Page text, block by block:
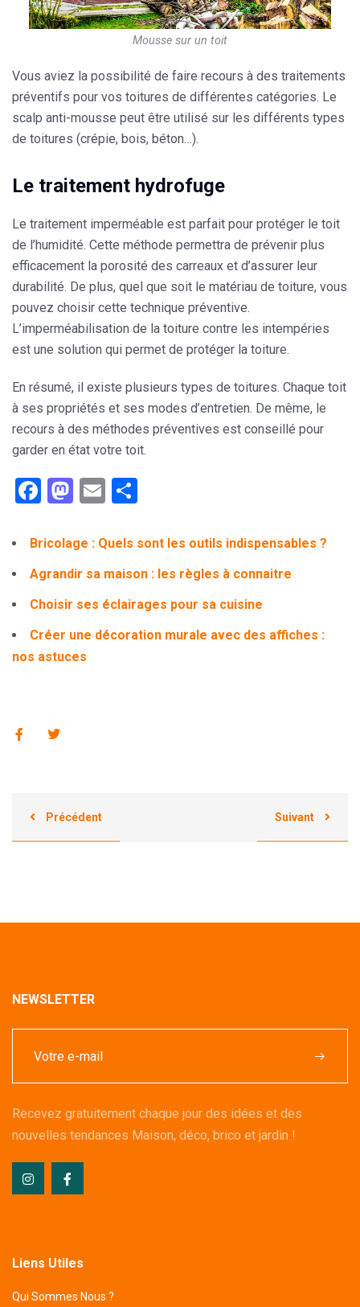
Mousse sur un toit
Vous aviez la possibilité de faire recours à des traitements
préventifs pour vos toitures de différentes catégories. Le
scalp anti-mousse peut être utilisé sur les différents types
de toitures (crépie, bois, béton…).
Le traitement hydrofuge
Le traitement imperméable est parfait pour protéger le toit
de l’humidité. Cette méthode permettra de prévenir plus
efficacement la porosité des carreaux et d’assurer leur
durabilité. De plus, quel que soit le matériau de toiture, vous
pouvez choisir cette technique préventive.
L’imperméabilisation de la toiture contre les intempéries
est une solution qui permet de protéger la toiture.
En résumé, il existe plusieurs types de toitures. Chaque toit
à ses propriétés et ses modes d’entretien. De même, le
recours à des méthodes préventives est conseillé pour
garder en état votre toit.
Facebook
Mastodon
Email
Bricolage : Quels sont les outils indispensables ?
Agrandir sa maison : les règles à connaitre
Choisir ses éclairages pour sa cuisine
Créer une décoration murale avec des affiches :
nos astuces
Précédent Suivant
NEWSLETTER
Recevez gratuitement chaque jour des idées et des
nouvelles tendances Maison, déco, brico et jardin !
Liens Utiles
Qui Sommes Nous ?